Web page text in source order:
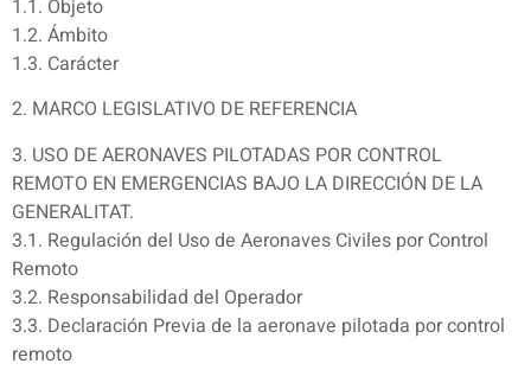
1.1. Objeto
1.2. Ámbito
1.3. Carácter
2. MARCO LEGISLATIVO DE REFERENCIA
3. USO DE AERONAVES PILOTADAS POR CONTROL
REMOTO EN EMERGENCIAS BAJO LA DIRECCIÓN DE LA
GENERALITAT.
3.1. Regulación del Uso de Aeronaves Civiles por Control
Remoto
3.2. Responsabilidad del Operador
3.3. Declaración Previa de la aeronave pilotada por control
remoto